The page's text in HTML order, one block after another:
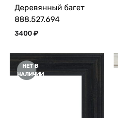
Деревянный багет
888.527.694
3400₽
НЕТ В
НАЛИЧИИ